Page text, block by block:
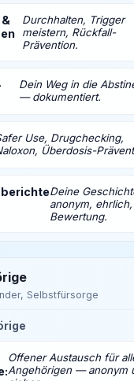
Durchhalten, Trigger
meistern, Rückfall-
Prävention.
Dein Weg in die
— dokumentiert.
Use, Drugchecking,
Überdosis-
Deine
anonym,
Bewertung.
Selbstfürsorge
Offener Austausch für
Angehörigen — anonym